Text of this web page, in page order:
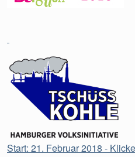
Start: 21. Februar 2018 -